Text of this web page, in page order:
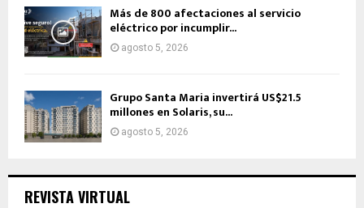
Más de 800 afectaciones al servicio
eléctrico por incumplir...
agosto 5, 2026
Grupo Santa Maria invertirá US$21.5
millones en Solaris, su...
agosto 5, 2026
REVISTA VIRTUAL